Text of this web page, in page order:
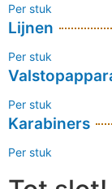
Per stuk
Lijnen
Per stuk
Per stuk
Karabiners
Per stuk